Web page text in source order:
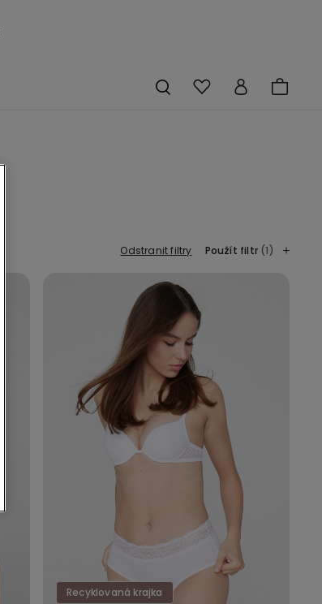
Odstranit filtry Použít filtr (1)
Recyklovaná krajka